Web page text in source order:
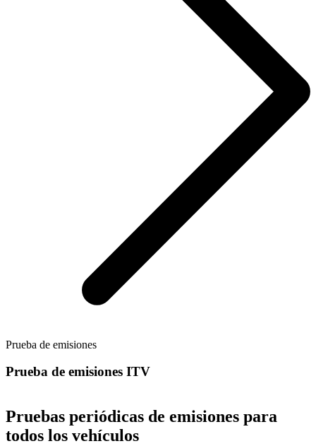
Prueba de emisiones
Prueba de emisiones ITV
Pruebas periódicas de emisiones para
todos los vehículos